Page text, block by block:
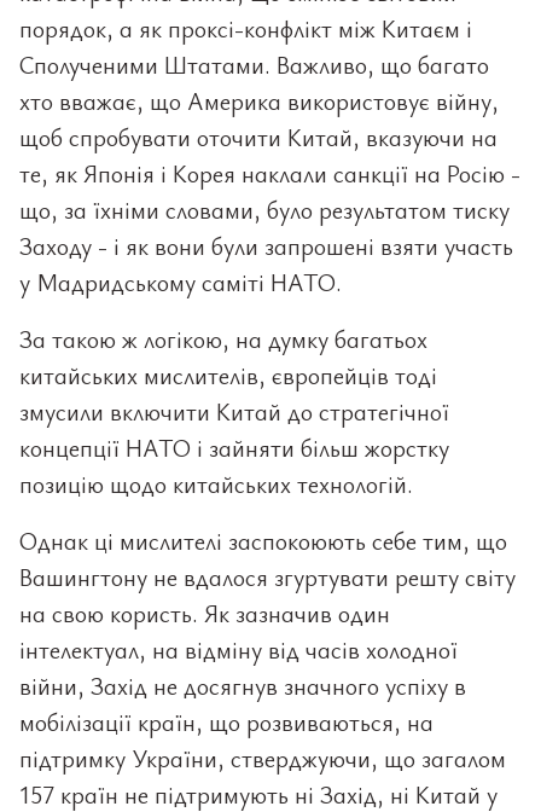
порядок, а як проксі-конфлікт між Китаєм і
Сполученими Штатами. Важливо, що багато
хто вважає, що Америка використовує війну,
щоб спробувати оточити Китай, вказуючи на
те, як Японія і Корея наклали санкції на Росію -
що, за їхніми словами, було результатом тиску
Заходу - і як вони були запрошені взяти участь
у Мадридському саміті НАТО.
За такою ж логікою, на думку багатьох
китайських мислителів, європейців тоді
змусили включити Китай до стратегічної
концепції НАТО і зайняти більш жорстку
позицію щодо китайських технологій.
Однак ці мислителі заспокоюють себе тим, що
Вашингтону не вдалося згуртувати решту світу
на свою користь. Як зазначив один
інтелектуал, на відміну від часів холодної
війни, Захід не досягнув значного успіху в
мобілізації країн, що розвиваються, на
підтримку України, стверджуючи, що загалом
157 країн не підтримують ні Захід, ні Китай у